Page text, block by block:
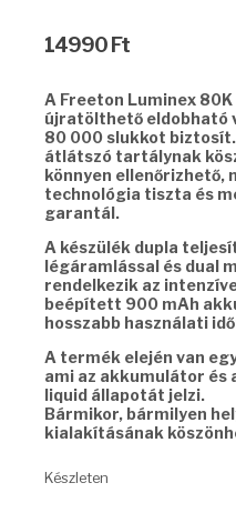
14990 Ft
A Freeton Luminex
újratölthető eldobható
80 000 slukkot
átlátszó tartálynak
könnyen ellenőrizhető,
technológia tiszta és
garantál.
A készülék dupla
légáramlással és dual
rendelkezik az
beépített 900 mAh
hosszabb használati
A termék elején van
ami az akkumulátor és
liquid állapotát jelzi.
Bármikor, bármilyen
kialakításának
Készleten